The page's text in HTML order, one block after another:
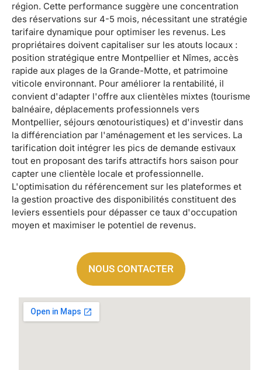
région. Cette performance suggère une concentration
des réservations sur 4-5 mois, nécessitant une stratégie
tarifaire dynamique pour optimiser les revenus. Les
propriétaires doivent capitaliser sur les atouts locaux :
position stratégique entre Montpellier et Nîmes, accès
rapide aux plages de la Grande-Motte, et patrimoine
viticole environnant. Pour améliorer la rentabilité, il
convient d'adapter l'offre aux clientèles mixtes (tourisme
balnéaire, déplacements professionnels vers
Montpellier, séjours œnotouristiques) et d'investir dans
la différenciation par l'aménagement et les services. La
tarification doit intégrer les pics de demande estivaux
tout en proposant des tarifs attractifs hors saison pour
capter une clientèle locale et professionnelle.
L'optimisation du référencement sur les plateformes et
la gestion proactive des disponibilités constituent des
leviers essentiels pour dépasser ce taux d'occupation
moyen et maximiser le potentiel de revenus.
NOUS CONTACTER